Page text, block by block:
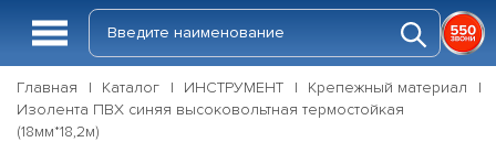
Главная Каталог ИНСТРУМЕНТ
Крепежный материал
Изолента ПВХ синяя высоковольтная термостойкая
(18мм*18,2м)